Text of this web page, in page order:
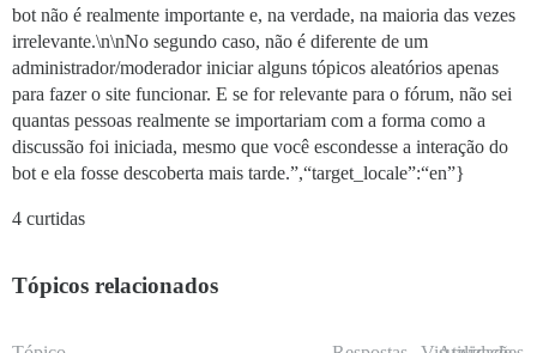
bot não é realmente importante e, na verdade, na maioria das vezes
irrelevante.\n\nNo segundo caso, não é diferente de um
administrador/moderador iniciar alguns tópicos aleatórios apenas
para fazer o site funcionar. E se for relevante para o fórum, não sei
quantas pessoas realmente se importariam com a forma como a
discussão foi iniciada, mesmo que você escondesse a interação do
bot e ela fosse descoberta mais tarde.”,“target_locale”:“en”}
4 curtidas
Tópicos relacionados